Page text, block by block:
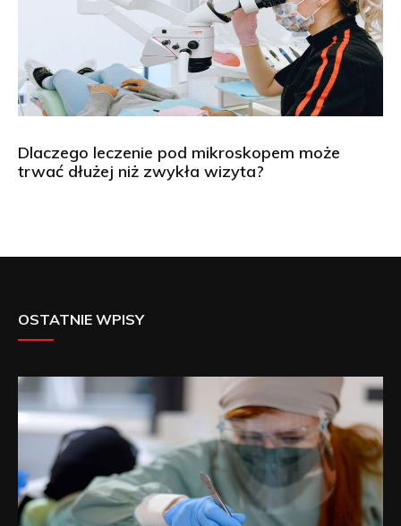
Dlaczego leczenie pod mikroskopem może
trwać dłużej niż zwykła wizyta?
OSTATNIE WPISY